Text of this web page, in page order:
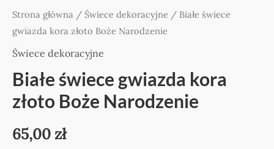
Strona główna / Świece dekoracyjne / Białe świece
gwiazda kora złoto Boże Narodzenie
Świece dekoracyjne
Białe świece gwiazda kora
złoto Boże Narodzenie
65,00 zł